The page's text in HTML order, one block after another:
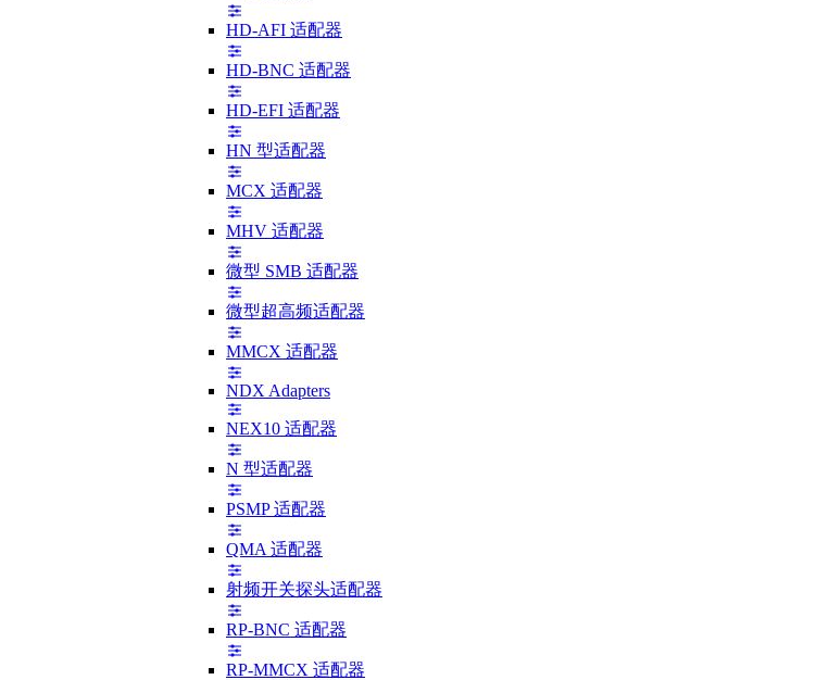
HD-AFI 适配器
HD-BNC 适配器
HD-EFI 适配器
HN 型适配器
MCX 适配器
MHV 适配器
微型 SMB 适配器
微型超高频适配器
MMCX 适配器
NDX Adapters
NEX10 适配器
N 型适配器
PSMP 适配器
QMA 适配器
射频开关探头适配器
RP-BNC 适配器
RP-MMCX 适配器